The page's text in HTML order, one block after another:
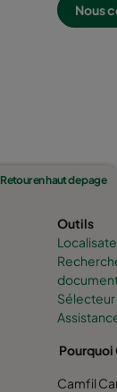
Nous
Retour en haut de page
Outils
Pourquoi
Camfil